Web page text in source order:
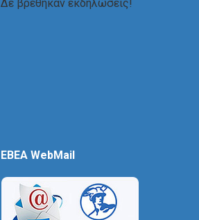
Δε βρέθηκαν εκδηλώσεις!
EBEA WebMail